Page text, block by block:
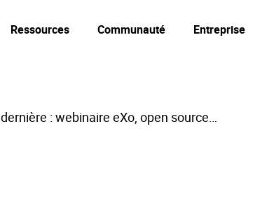
Ressources Communauté Entreprise
: webinaire eXo, open source…